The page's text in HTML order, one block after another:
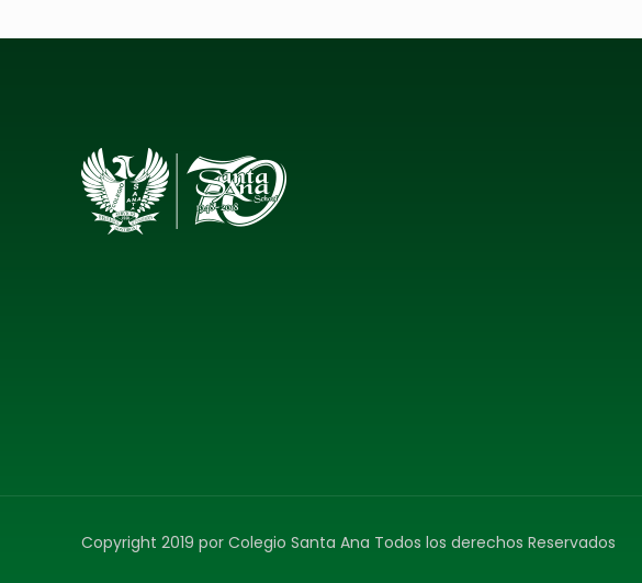
Copyright 2019 por Colegio Santa Ana Todos los derechos Reservados